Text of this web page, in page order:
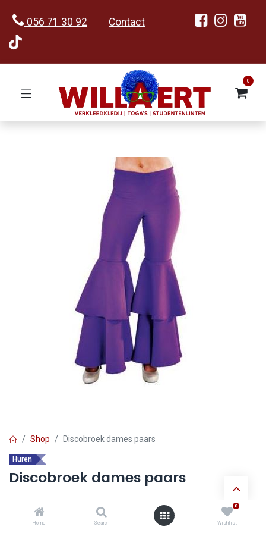
Home Search
0
Wishlist
056 71 30 92 Contact
0
Shop Discobroek dames paars
Huren
Discobroek dames paars
Ontdek de voordelen van huur verkleedkledij